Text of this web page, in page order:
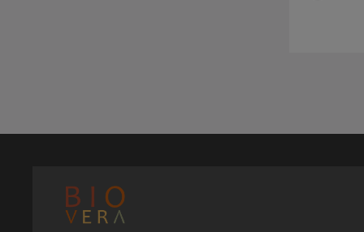
Hauttyp
Anteil
Olea